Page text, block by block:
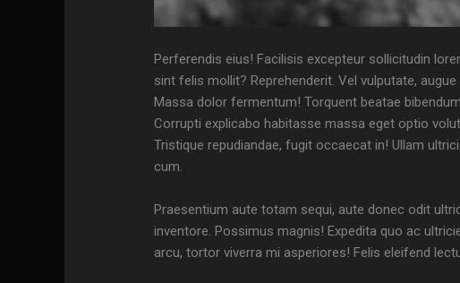
Perferendis eius! Facilisis excepteur sollicitudin
sint felis mollit? Reprehenderit. Vel vulputate,
Massa dolor fermentum! Torquent beatae
Corrupti explicabo habitasse massa eget optio
Tristique repudiandae, fugit occaecat in! Ullam
cum.
Praesentium aute totam sequi, aute donec odit
inventore. Possimus magnis! Expedita quo ac
arcu, tortor viverra mi asperiores! Felis eleifend